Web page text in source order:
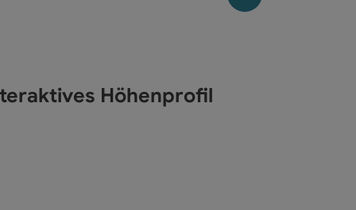
Höhenprofil